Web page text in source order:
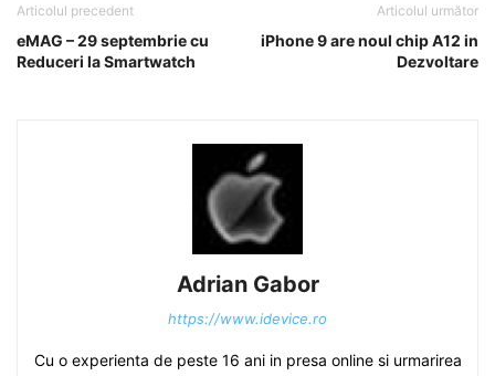
Articolul precedent
eMAG – 29 septembrie cu
Reduceri la Smartwatch
Articolul următor
iPhone 9 are noul chip A12 in
Dezvoltare
Adrian Gabor
https://www.idevice.ro
Cu o experienta de peste 16 ani in presa online si urmarirea